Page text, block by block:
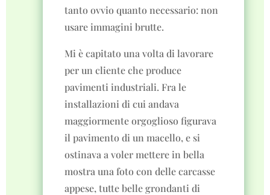
tanto ovvio quanto necessario: non
usare immagini brutte.
Mi è capitato una volta di lavorare
per un cliente che produce
pavimenti industriali. Fra le
installazioni di cui andava
maggiormente orgoglioso figurava
il pavimento di un macello, e si
ostinava a voler mettere in bella
mostra una foto con delle carcasse
appese, tutte belle grondanti di